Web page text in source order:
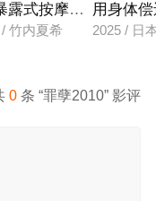
露式按摩的已婚女子
竹内夏希
用身体
2025 / 日
0 条 “罪孽2010” 影评